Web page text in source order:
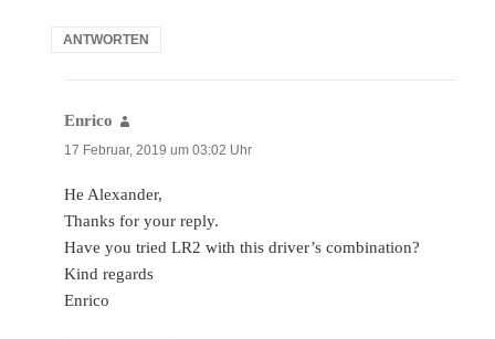
ANTWORTEN
Enrico
17 Februar, 2019 um 03:02 Uhr
He Alexander,
Thanks for your reply.
Have you tried LR2 with this driver’s combination?
Kind regards
Enrico